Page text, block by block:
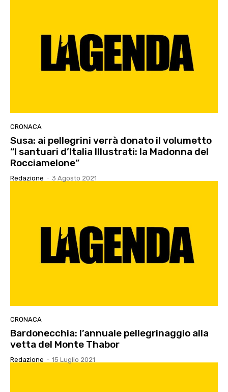
CRONACA
Susa: ai pellegrini verrà donato il volumetto
“I santuari d’Italia Illustrati: la Madonna del
Rocciamelone”
Redazione - 3 Agosto 2021
CRONACA
Bardonecchia: l’annuale pellegrinaggio alla
vetta del Monte Thabor
Redazione - 15 Luglio 2021